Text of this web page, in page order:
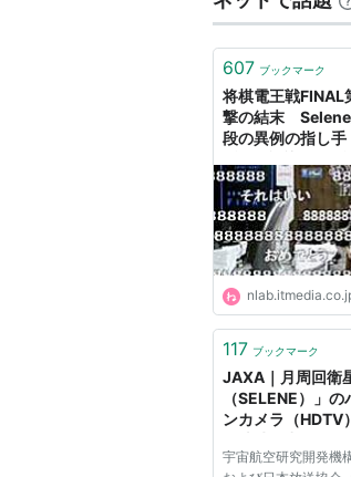
特徴的な装備と
また、宇宙用ハ
2007年12月か
った。
これにより
に高度を下げる
2009年2月12日
の裏側に落下。
2009年4月には
撮影された。
高度維持に必
「かぐや」は計
されている。
607 ブックマーク
将棋電王戦FINAL
撃の結末 Selene
段の異例の指し手
| ねとらぼ
117 ブックマーク
JAXA｜月周回衛
（SELENE）」
ンカメラ（HDTV
いて
宇宙航空研究開発機